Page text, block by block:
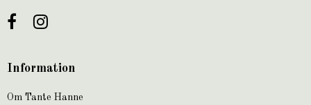
Information
Om Tante Hanne